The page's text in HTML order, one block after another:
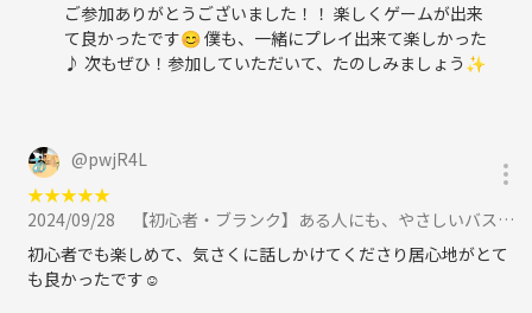
ご参加ありがとうございました！！ 楽しくゲームが出来
て良かったです😊 僕も、一緒にプレイ出来て楽しかった
♪ 次もぜひ！参加していただいて、たのしみましょう✨
@pwjR4L
★★★★★
2024/09/28
【初心者・ブランク】ある人にも、やさしいバスケットボールに参加
初心者でも楽しめて、気さくに話しかけてくださり居心地がとて
も良かったです☺️